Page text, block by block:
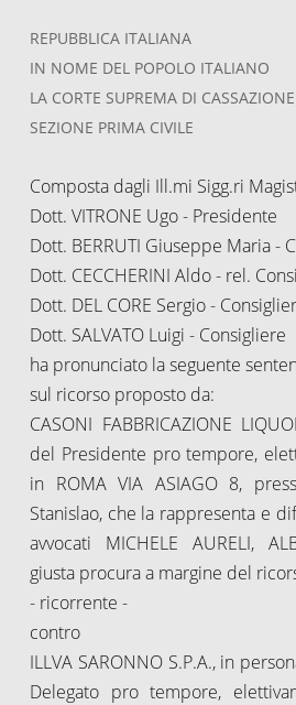
REPUBBLICA ITALIANA
IN NOME DEL POPOLO ITALIANO
LA CORTE SUPREMA DI CASSAZIONE
SEZIONE PRIMA CIVILE
Composta dagli Ill.mi Sigg.ri
Dott. VITRONE Ugo - Presidente
Dott. BERRUTI Giuseppe Maria -
Dott. CECCHERINI Aldo - rel.
Dott. DEL CORE Sergio -
Dott. SALVATO Luigi - Consigliere
ha pronunciato la seguente
sul ricorso proposto da:
CASONI FABBRICAZIONE
del Presidente pro tempore,
in ROMA VIA ASIAGO 8,
Stanislao, che la rappresenta e
avvocati MICHELE AURELI,
giusta procura a margine del
- ricorrente -
contro
ILLVA SARONNO S.P.A., in
Delegato pro tempore,